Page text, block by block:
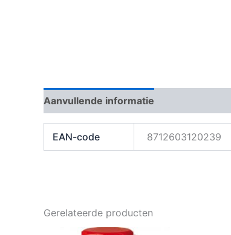
Aanvullende informatie
EAN-code 8712603120239
Gerelateerde producten